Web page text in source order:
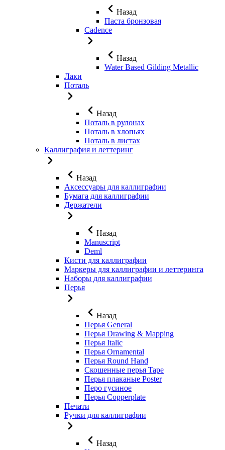
Назад
Паста бронзовая
Cadence
Назад
Water Based Gilding Metallic
Лаки
Поталь
Назад
Поталь в рулонах
Поталь в хлопьях
Поталь в листах
Каллиграфия и леттеринг
Назад
Аксессуары для каллиграфии
Бумага для каллиграфии
Держатели
Назад
Manuscript
Deml
Кисти для каллиграфии
Маркеры для каллиграфии и леттеринга
Наборы для каллиграфии
Перья
Назад
Перья General
Перья Drawing & Mapping
Перья Italic
Перья Ornamental
Перья Round Hand
Скошенные перья Tape
Перья плаканые Poster
Перо гусиное
Перья Copperplate
Печати
Ручки для каллиграфии
Назад